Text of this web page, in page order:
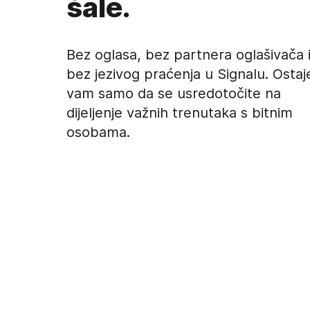
šale.
Bez oglasa, bez partnera oglašivača i
bez jezivog praćenja u Signalu.
vam samo da se usredotočite na
dijeljenje važnih trenutaka s bitnim
osobama.